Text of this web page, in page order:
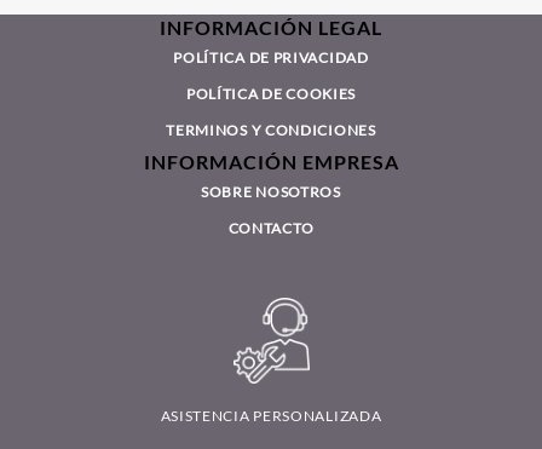
INFORMACIÓN LEGAL
POLÍTICA DE PRIVACIDAD
POLÍTICA DE COOKIES
TERMINOS Y CONDICIONES
INFORMACIÓN EMPRESA
SOBRE NOSOTROS
CONTACTO
ASISTENCIA PERSONALIZADA